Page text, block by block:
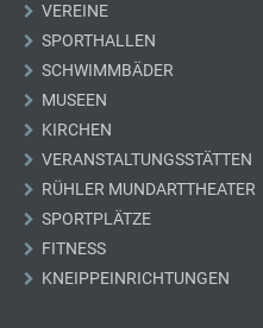
VEREINE
SPORTHALLEN
SCHWIMMBÄDER
MUSEEN
KIRCHEN
VERANSTALTUNGSSTÄTTEN
RÜHLER MUNDARTTHEATER
SPORTPLÄTZE
FITNESS
KNEIPPEINRICHTUNGEN